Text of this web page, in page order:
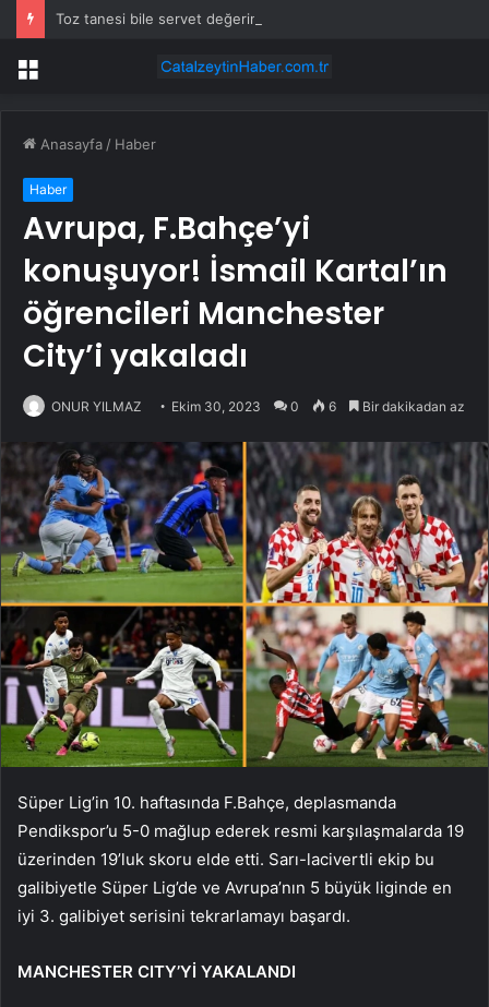
Menü
Anasayfa / Haber
Haber
Avrupa, F.Bahçe’yi
konuşuyor! İsmail Kartal’ın
öğrencileri Manchester
City’i yakaladı
ONUR YILMAZ Ekim 30, 2023 0 6 Bir dakikadan az
Süper Lig’in 10. haftasında F.Bahçe, deplasmanda
Pendikspor’u 5-0 mağlup ederek resmi karşılaşmalarda 19
üzerinden 19’luk skoru elde etti. Sarı-lacivertli ekip bu
galibiyetle Süper Lig’de ve Avrupa’nın 5 büyük liginde en
iyi 3. galibiyet serisini tekrarlamayı başardı.
MANCHESTER CITY’Yİ YAKALANDI